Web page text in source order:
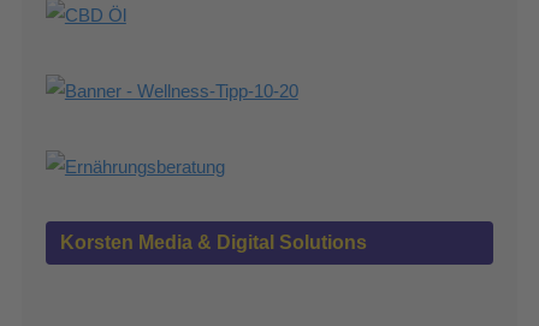
Korsten Media & Digital Solutions